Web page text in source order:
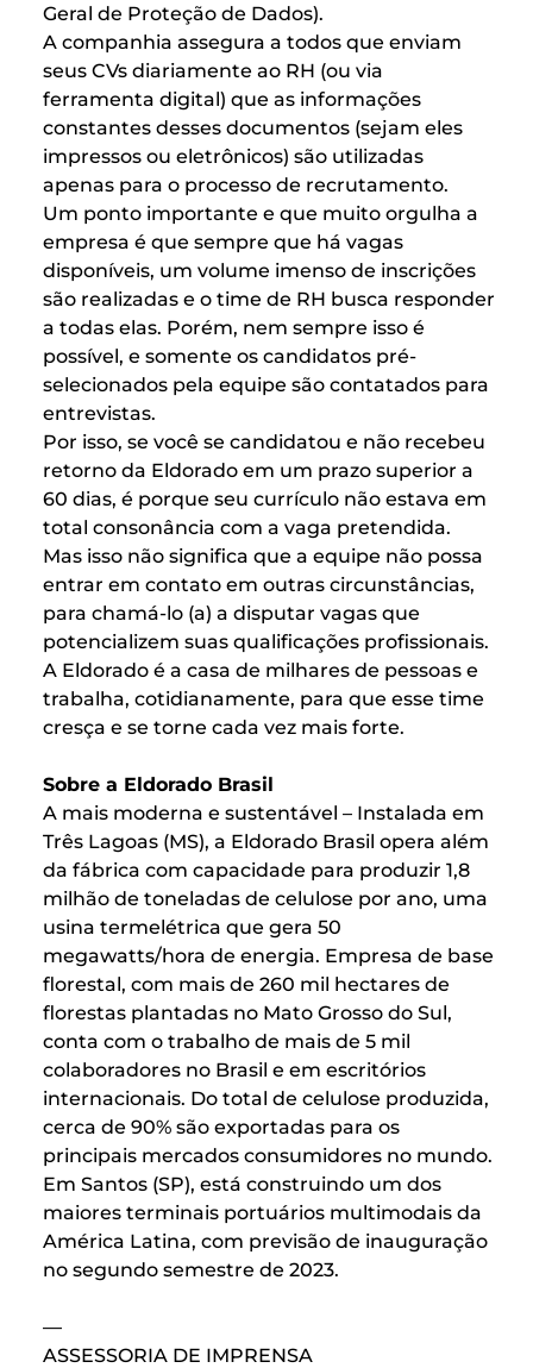
Geral de Proteção de Dados).
A companhia assegura a todos que enviam
seus CVs diariamente ao RH (ou via
ferramenta digital) que as informações
constantes desses documentos (sejam eles
impressos ou eletrônicos) são utilizadas
apenas para o processo de recrutamento.
Um ponto importante e que muito orgulha a
empresa é que sempre que há vagas
disponíveis, um volume imenso de inscrições
são realizadas e o time de RH busca responder
a todas elas. Porém, nem sempre isso é
possível, e somente os candidatos pré-
selecionados pela equipe são contatados para
entrevistas.
Por isso, se você se candidatou e não recebeu
retorno da Eldorado em um prazo superior a
60 dias, é porque seu currículo não estava em
total consonância com a vaga pretendida.
Mas isso não significa que a equipe não possa
entrar em contato em outras circunstâncias,
para chamá-lo (a) a disputar vagas que
potencializem suas qualificações profissionais.
A Eldorado é a casa de milhares de pessoas e
trabalha, cotidianamente, para que esse time
cresça e se torne cada vez mais forte.
Sobre a Eldorado Brasil
A mais moderna e sustentável – Instalada em
Três Lagoas (MS), a Eldorado Brasil opera além
da fábrica com capacidade para produzir 1,8
milhão de toneladas de celulose por ano, uma
usina termelétrica que gera 50
megawatts/hora de energia. Empresa de base
florestal, com mais de 260 mil hectares de
florestas plantadas no Mato Grosso do Sul,
conta com o trabalho de mais de 5 mil
colaboradores no Brasil e em escritórios
internacionais. Do total de celulose produzida,
cerca de 90% são exportadas para os
principais mercados consumidores no mundo.
Em Santos (SP), está construindo um dos
maiores terminais portuários multimodais da
América Latina, com previsão de inauguração
no segundo semestre de 2023.
—
ASSESSORIA DE IMPRENSA